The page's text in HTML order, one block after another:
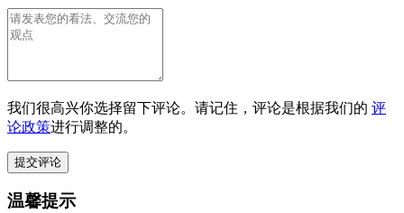
我们很高兴你选择留下评论。请记住，评论是根据我们的 评
论政策进行调整的。
温馨提示